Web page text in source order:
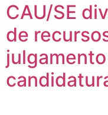
CAU/SE
de